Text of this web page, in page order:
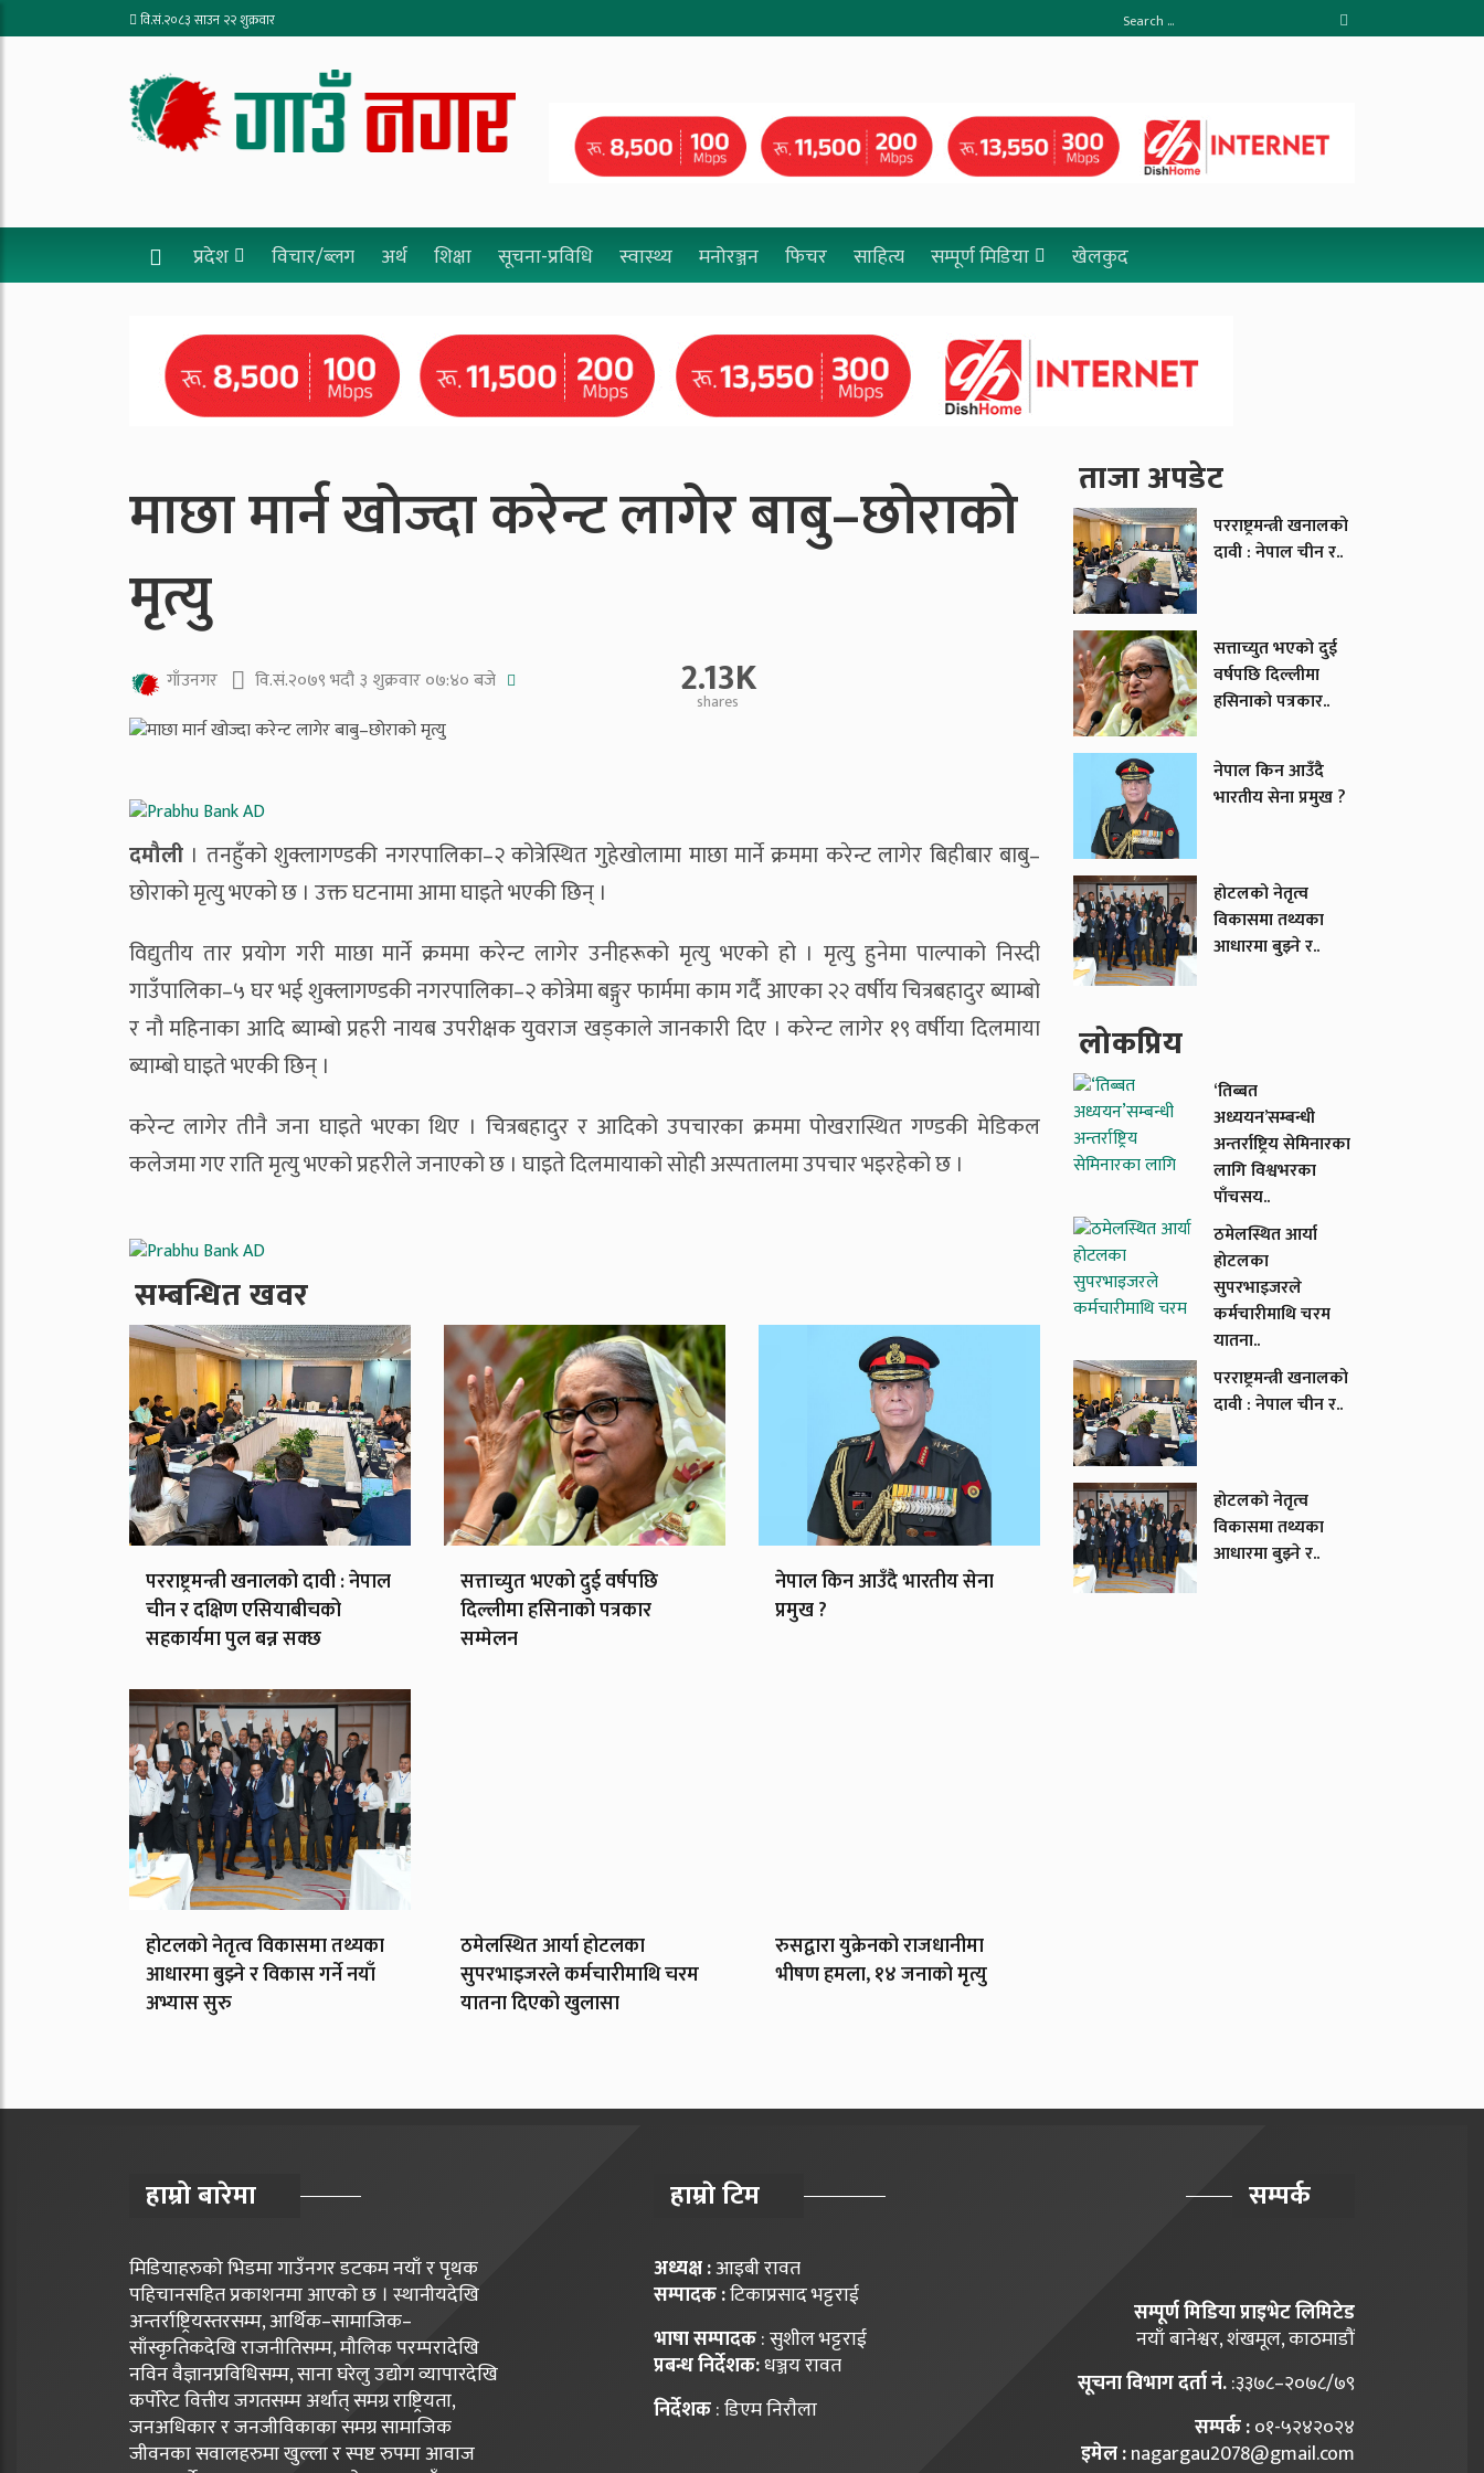
वि.सं.२०८३ साउन २२ शुक्रवार
प्रदेश विचार/ब्लग अर्थ शिक्षा सूचना-प्रविधि स्वास्थ्य मनोरञ्जन फिचर साहित्य सम्पूर्ण मिडिया खेलकुद
माछा मार्न खोज्दा करेन्ट लागेर बाबु–छोराको
मृत्यु
गाँउनगर वि.सं.२०७९ भदौ ३ शुक्रवार ०७:४० बजे 2.13K
shares
दमौली । तनहुँको शुक्लागण्डकी नगरपालिका–२ कोत्रेस्थित गुहेखोलामा माछा मार्ने क्रममा करेन्ट लागेर बिहीबार बाबु–
छोराको मृत्यु भएको छ । उक्त घटनामा आमा घाइते भएकी छिन् ।
विद्युतीय तार प्रयोग गरी माछा मार्ने क्रममा करेन्ट लागेर उनीहरूको मृत्यु भएको हो । मृत्यु हुनेमा पाल्पाको निस्दी
गाउँपालिका–५ घर भई शुक्लागण्डकी नगरपालिका–२ कोत्रेमा बङ्गुर फार्ममा काम गर्दै आएका २२ वर्षीय चित्रबहादुर ब्याम्बो
र नौ महिनाका आदि ब्याम्बो प्रहरी नायब उपरीक्षक युवराज खड्काले जानकारी दिए । करेन्ट लागेर १९ वर्षीया दिलमाया
ब्याम्बो घाइते भएकी छिन् ।
करेन्ट लागेर तीनै जना घाइते भएका थिए । चित्रबहादुर र आदिको उपचारका क्रममा पोखरास्थित गण्डकी मेडिकल
कलेजमा गए राति मृत्यु भएको प्रहरीले जनाएको छ । घाइते दिलमायाको सोही अस्पतालमा उपचार भइरहेको छ ।
सम्बन्धित खवर
परराष्ट्रमन्त्री खनालको दावी : नेपाल
चीन र दक्षिण एसियाबीचको
सहकार्यमा पुल बन्न सक्छ
सत्ताच्युत भएको दुई वर्षपछि
दिल्लीमा हसिनाको पत्रकार
सम्मेलन
नेपाल किन आउँदै भारतीय सेना
प्रमुख ?
होटलको नेतृत्व विकासमा तथ्यका
आधारमा बुझ्ने र विकास गर्ने नयाँ
अभ्यास सुरु
ठमेलस्थित आर्या होटलका
सुपरभाइजरले कर्मचारीमाथि चरम
यातना दिएको खुलासा
रुसद्वारा युक्रेनको राजधानीमा
भीषण हमला, १४ जनाको मृत्यु
ताजा अपडेट
परराष्ट्रमन्त्री खनालको
दावी : नेपाल चीन र..
सत्ताच्युत भएको दुई
वर्षपछि दिल्लीमा
हसिनाको पत्रकार..
नेपाल किन आउँदै
भारतीय सेना प्रमुख ?
होटलको नेतृत्व
विकासमा तथ्यका
आधारमा बुझ्ने र..
लाेकप्रिय
‘तिब्बत
अध्ययन’सम्बन्धी
अन्तर्राष्ट्रिय सेमिनारका
लागि विश्वभरका
पाँचसय..
ठमेलस्थित आर्या
होटलका
सुपरभाइजरले
कर्मचारीमाथि चरम
यातना..
परराष्ट्रमन्त्री खनालको
दावी : नेपाल चीन र..
होटलको नेतृत्व
विकासमा तथ्यका
आधारमा बुझ्ने र..
हाम्रो बारेमा
मिडियाहरुको भिडमा गाउँनगर डटकम नयाँ र पृथक
पहिचानसहित प्रकाशनमा आएको छ । स्थानीयदेखि
अन्तर्राष्ट्रियस्तरसम्म, आर्थिक–सामाजिक–
साँस्कृतिकदेखि राजनीतिसम्म, मौलिक परम्परादेखि
नविन वैज्ञानप्रविधिसम्म, साना घरेलु उद्योग व्यापारदेखि
कर्पोरेट वित्तीय जगतसम्म अर्थात् समग्र राष्ट्रियता,
जनअधिकार र जनजीविकाका समग्र सामाजिक
जीवनका सवालहरुमा खुल्ला र स्पष्ट रुपमा आवाज
हाम्राे टिम
अध्यक्ष :आइबी रावत
सम्पादक :टिकाप्रसाद भट्टराई
भाषा सम्पादक: सुशील भट्टराई
प्रबन्ध निर्देशक:धञ्जय रावत
निर्देशक: डिएम निराैला
सम्पर्क
सम्पूर्ण मिडिया प्राइभेट लिमिटेड
नयाँ बानेश्वर, शंखमूल, काठमाडौं
सूचना विभाग दर्ता नं.:३३७८–२०७८/७९
सम्पर्क :०१-५२४२०२४
इमेल :nagargau2078@gmail.com